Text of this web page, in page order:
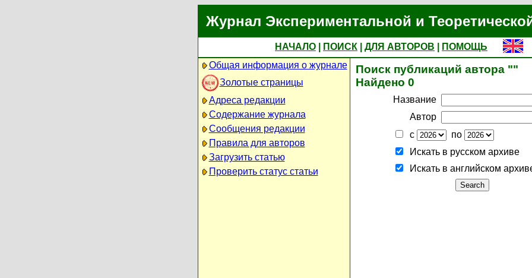
Журнал Экспериментальной и
НАЧАЛО ПОИСК ДЛЯ АВТОРОВ
ПОМОЩЬ
Общая информация о журнале
Золотые страницы
Адреса редакции
Содержание журнала
Сообщения редакции
Правила для авторов
Загрузить статью
Проверить статус статьи
Поиск публикаций автора ""
Найдено 0
Название
Автор
с
по
Искать в русском архиве
Искать в английском